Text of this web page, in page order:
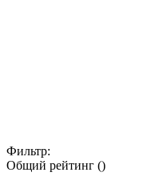
Фильтр:
Общий рейтинг ()